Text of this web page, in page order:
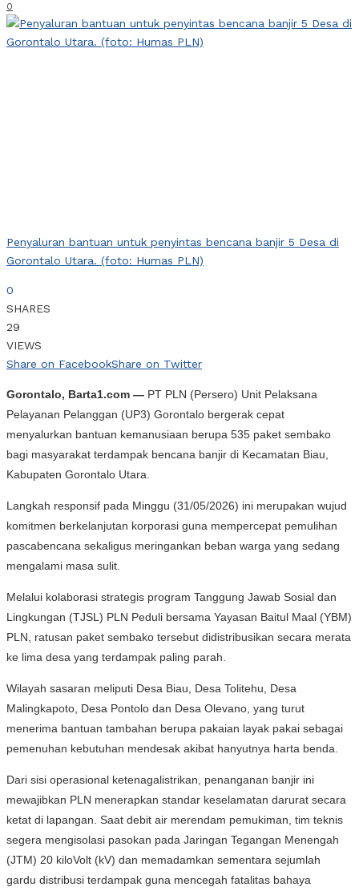
0
Penyaluran bantuan untuk penyintas bencana banjir 5 Desa di
Gorontalo Utara. (foto: Humas PLN)
0
SHARES
29
VIEWS
Share on FacebookShare on Twitter
Gorontalo, Barta1.com — PT PLN (Persero) Unit Pelaksana
Pelayanan Pelanggan (UP3) Gorontalo bergerak cepat
menyalurkan bantuan kemanusiaan berupa 535 paket sembako
bagi masyarakat terdampak bencana banjir di Kecamatan Biau,
Kabupaten Gorontalo Utara.
Langkah responsif pada Minggu (31/05/2026) ini merupakan wujud
komitmen berkelanjutan korporasi guna mempercepat pemulihan
pascabencana sekaligus meringankan beban warga yang sedang
mengalami masa sulit.
Melalui kolaborasi strategis program Tanggung Jawab Sosial dan
Lingkungan (TJSL) PLN Peduli bersama Yayasan Baitul Maal (YBM)
PLN, ratusan paket sembako tersebut didistribusikan secara merata
ke lima desa yang terdampak paling parah.
Wilayah sasaran meliputi Desa Biau, Desa Tolitehu, Desa
Malingkapoto, Desa Pontolo dan Desa Olevano, yang turut
menerima bantuan tambahan berupa pakaian layak pakai sebagai
pemenuhan kebutuhan mendesak akibat hanyutnya harta benda.
Dari sisi operasional ketenagalistrikan, penanganan banjir ini
mewajibkan PLN menerapkan standar keselamatan darurat secara
ketat di lapangan. Saat debit air merendam pemukiman, tim teknis
segera mengisolasi pasokan pada Jaringan Tegangan Menengah
(JTM) 20 kiloVolt (kV) dan memadamkan sementara sejumlah
gardu distribusi terdampak guna mencegah fatalitas bahaya